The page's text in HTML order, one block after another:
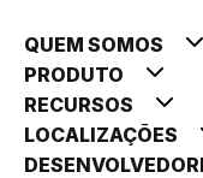
QUEM SOMOS
PRODUTO
RECURSOS
LOCALIZAÇÕES